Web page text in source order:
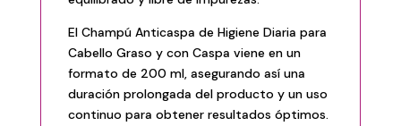
El Champú Anticaspa de Higiene Diaria para
Cabello Graso y con Caspa viene en un
formato de 200 ml, asegurando así una
duración prolongada del producto y un uso
continuo para obtener resultados óptimos.